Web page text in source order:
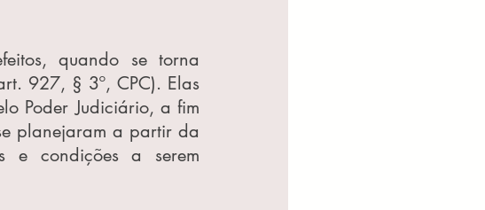
quando se torna
927, § 3º, CPC). Elas
Poder Judiciário, a fim
planejaram a partir da
e condições a serem